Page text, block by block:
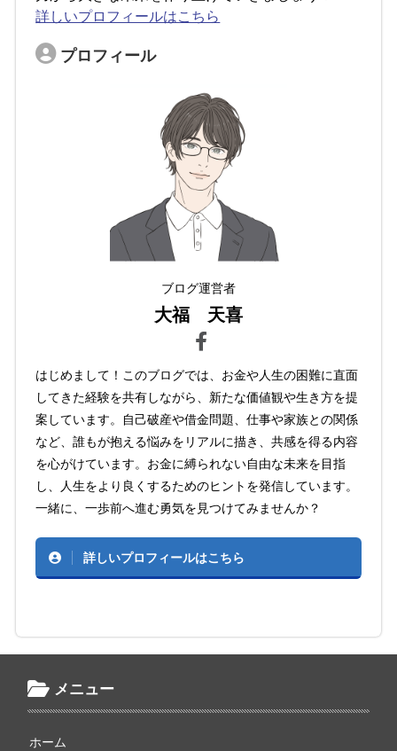
詳しいプロフィールはこちら
プロフィール
ブログ運営者
大福 天喜
はじめまして！このブログでは、お金や人生の困難に直面
してきた経験を共有しながら、新たな価値観や生き方を提
案しています。自己破産や借金問題、仕事や家族との関係
など、誰もが抱える悩みをリアルに描き、共感を得る内容
を心がけています。お金に縛られない自由な未来を目指
し、人生をより良くするためのヒントを発信しています。
一緒に、一歩前へ進む勇気を見つけてみませんか？
詳しいプロフィールはこちら
メニュー
ホーム